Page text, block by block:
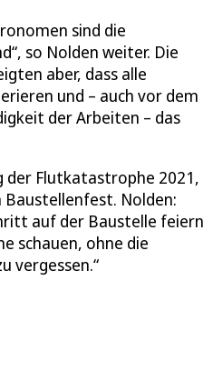
sind die
so Nolden weiter. Die
aber, dass alle
und – auch vor dem
der Arbeiten – das
der Flutkatastrophe 2021,
Nolden:
auf der Baustelle feiern
schauen, ohne die
vergessen.“